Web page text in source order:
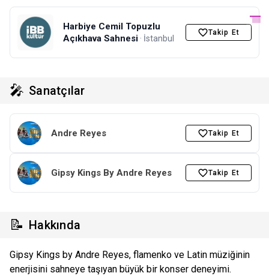
Harbiye Cemil Topuzlu
Açıkhava Sahnesi · İstanbul
Takip Et
🎤 Sanatçılar
Andre Reyes Takip Et
Gipsy Kings By Andre Reyes Takip Et
📝 Hakkında
Gipsy Kings by Andre Reyes, flamenko ve Latin müziğinin
enerjisini sahneye taşıyan büyük bir konser deneyimi.